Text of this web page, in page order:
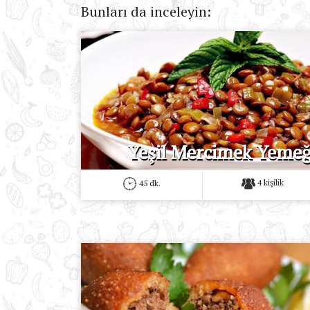
Bunları da inceleyin:
Yeşil Mercimek
45 dk. 4 kişilik